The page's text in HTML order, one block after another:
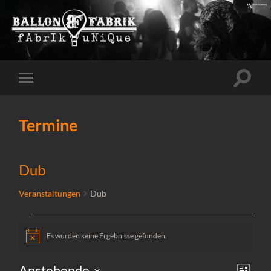
Mobile-
Termine
Dub
Veranstaltungen Dub
Veranstaltungen
HinweisEs wurden keine Ergebnisse gefunden.